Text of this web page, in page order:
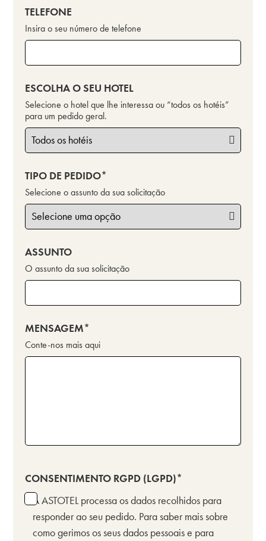
TELEFONE
Insira o seu número de telefone
ESCOLHA O SEU HOTEL
Selecione o hotel que lhe interessa ou “todos os hotéis”
para um pedido geral.
TIPO DE PEDIDO
Selecione o assunto da sua solicitação
ASSUNTO
O assunto da sua solicitação
MENSAGEM
Conte-nos mais aqui
CONSENTIMENTO RGPD (LGPD)
A ASTOTEL processa os dados recolhidos para
responder ao seu pedido. Para saber mais sobre
como gerimos os seus dados pessoais e para